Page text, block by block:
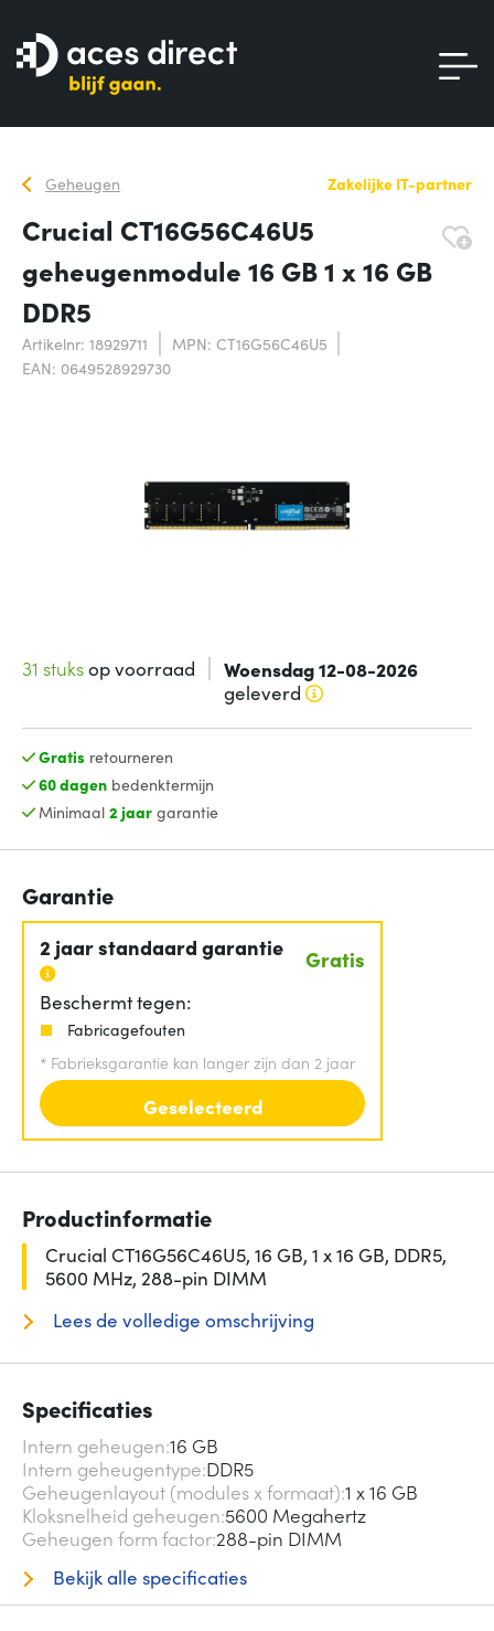
Geheugen Zakelijke IT-partner
Crucial CT16G56C46U5
geheugenmodule 16 GB 1 x 16 GB
DDR5
Artikelnr: 18929711
MPN: CT16G56C46U5
EAN: 0649528929730
31 stuksop voorraad Woensdag 12-08-2026
geleverd
Gratis retourneren
60 dagenbedenktermijn
Minimaal 2 jaargarantie
Garantie
2 jaar standaard garantie Gratis
Beschermt tegen:
Fabricagefouten
* Fabrieksgarantie kan langer zijn dan 2 jaar
Geselecteerd
Productinformatie
Crucial CT16G56C46U5, 16 GB, 1 x 16 GB, DDR5,
5600 MHz, 288-pin DIMM
Lees de volledige omschrijving
Specificaties
Intern geheugen 16 GB
Intern geheugentype DDR5
Geheugenlayout (modules x formaat) 1 x 16 GB
Kloksnelheid geheugen 5600 Megahertz
Geheugen form factor 288-pin DIMM
Bekijk alle specificaties